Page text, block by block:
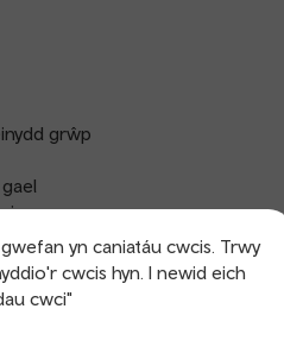
yn caniatáu cwcis. Trwy
cwcis hyn. I newid eich
cwci"
grŵp
am
ein